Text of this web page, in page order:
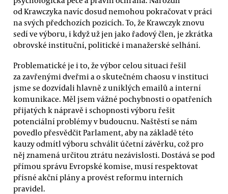
od Krawczyka navíc dosud nemohou pokračovat v práci
na svých předchozích pozicích. To, že Krawczyk znovu
sedí ve výboru, i když už jen jako řadový člen, je zkrátka
obrovské instituční, politické i manažerské selhání.
Problematické je i to, že výbor celou situaci řešil
za zavřenými dveřmi a o skutečném chaosu v instituci
jsme se dozvídali hlavně z uniklých emailů a interní
komunikace. Měl jsem vážné pochybnosti o opatřeních
přijatých k nápravě i schopnosti výboru řešit
potenciální problémy v budoucnu. Naštěstí se nám
povedlo přesvědčit Parlament, aby na základě této
kauzy odmítl výboru schválit účetní závěrku, což pro
něj znamená určitou ztrátu nezávislosti. Dostává se pod
přímou správu Evropské komise, musí respektovat
přísné akční plány a provést reformu interních
pravidel.